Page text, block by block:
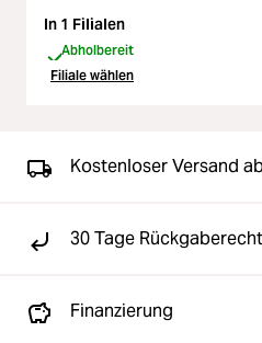
In 1 Filialen
Abholbereit
Filiale wählen
Kostenloser Versand
30 Tage Rückgaberecht
Finanzierung